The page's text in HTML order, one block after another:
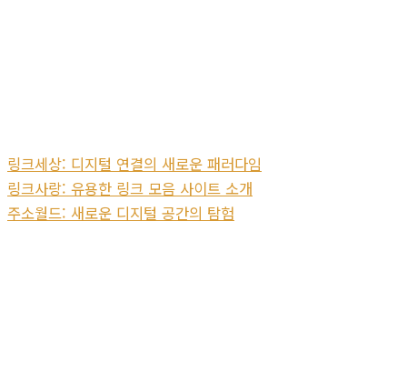
링크세상: 디지털 연결의 새로운 패러다임
링크사랑: 유용한 링크 모음 사이트 소개
주소월드: 새로운 디지털 공간의 탐험